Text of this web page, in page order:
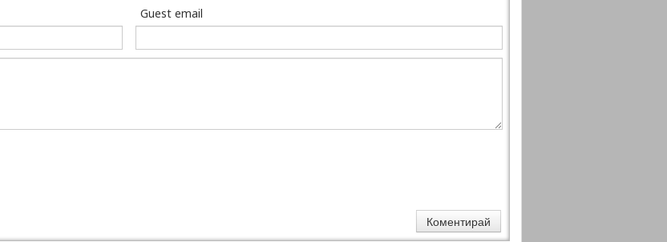
Guest email